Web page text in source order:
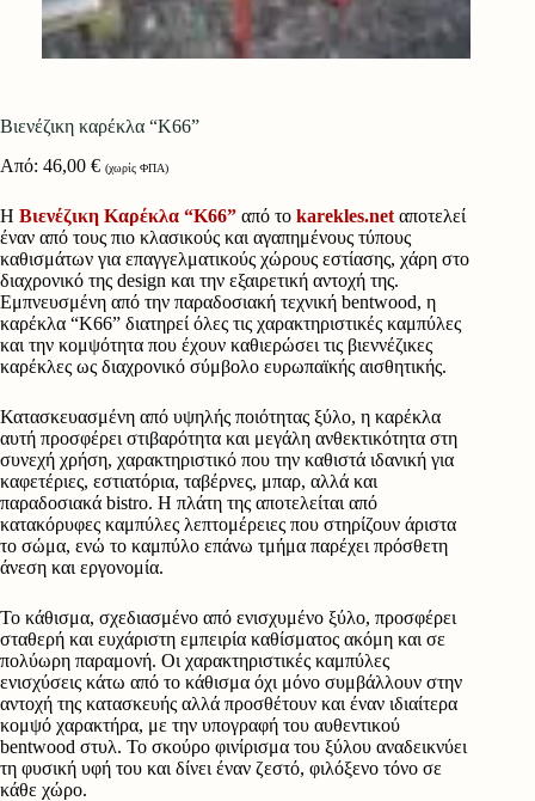
Βιενέζικη καρέκλα “Κ66”
Από: 46,00 € (χωρίς ΦΠΑ)
Η Βιενέζικη Καρέκλα “Κ66” από το karekles.net αποτελεί
έναν από τους πιο κλασικούς και αγαπημένους τύπους
καθισμάτων για επαγγελματικούς χώρους εστίασης, χάρη στο
διαχρονικό της design και την εξαιρετική αντοχή της.
Εμπνευσμένη από την παραδοσιακή τεχνική bentwood, η
καρέκλα “Κ66” διατηρεί όλες τις χαρακτηριστικές καμπύλες
και την κομψότητα που έχουν καθιερώσει τις βιεννέζικες
καρέκλες ως διαχρονικό σύμβολο ευρωπαϊκής αισθητικής.
Κατασκευασμένη από υψηλής ποιότητας ξύλο, η καρέκλα
αυτή προσφέρει στιβαρότητα και μεγάλη ανθεκτικότητα στη
συνεχή χρήση, χαρακτηριστικό που την καθιστά ιδανική για
καφετέριες, εστιατόρια, ταβέρνες, μπαρ, αλλά και
παραδοσιακά bistro. Η πλάτη της αποτελείται από
κατακόρυφες καμπύλες λεπτομέρειες που στηρίζουν άριστα
το σώμα, ενώ το καμπύλο επάνω τμήμα παρέχει πρόσθετη
άνεση και εργονομία.
Το κάθισμα, σχεδιασμένο από ενισχυμένο ξύλο, προσφέρει
σταθερή και ευχάριστη εμπειρία καθίσματος ακόμη και σε
πολύωρη παραμονή. Οι χαρακτηριστικές καμπύλες
ενισχύσεις κάτω από το κάθισμα όχι μόνο συμβάλλουν στην
αντοχή της κατασκευής αλλά προσθέτουν και έναν ιδιαίτερα
κομψό χαρακτήρα, με την υπογραφή του αυθεντικού
bentwood στυλ. Το σκούρο φινίρισμα του ξύλου αναδεικνύει
τη φυσική υφή του και δίνει έναν ζεστό, φιλόξενο τόνο σε
κάθε χώρο.